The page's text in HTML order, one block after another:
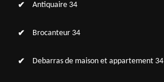
Antiquaire 34
Brocanteur 34
Debarras de maison et appartement 34